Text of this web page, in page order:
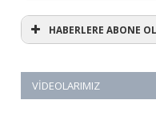
HABERLERE ABONE
VIDEOLARIMIZ